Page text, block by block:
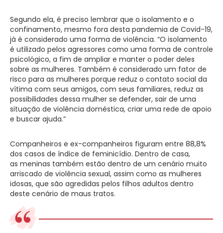
Segundo ela, é preciso lembrar que o isolamento e o
confinamento, mesmo fora desta pandemia de Covid-19,
já é considerado uma forma de violência. “O isolamento
é utilizado pelos agressores como uma forma de controle
psicológico, a fim de ampliar e manter o poder deles
sobre as mulheres. Também é considerado um fator de
risco para as mulheres porque reduz o contato social da
vítima com seus amigos, com seus familiares, reduz as
possibilidades dessa mulher se defender, sair de uma
situação de violência doméstica, criar uma rede de apoio
e buscar ajuda.”
Companheiros e ex-companheiros figuram entre 88,8%
dos casos de índice de feminicídio. Dentro de casa,
as meninas também estão dentro de um cenário muito
arriscado de violência sexual, assim como as mulheres
idosas, que são agredidas pelos filhos adultos dentro
deste cenário de maus tratos.